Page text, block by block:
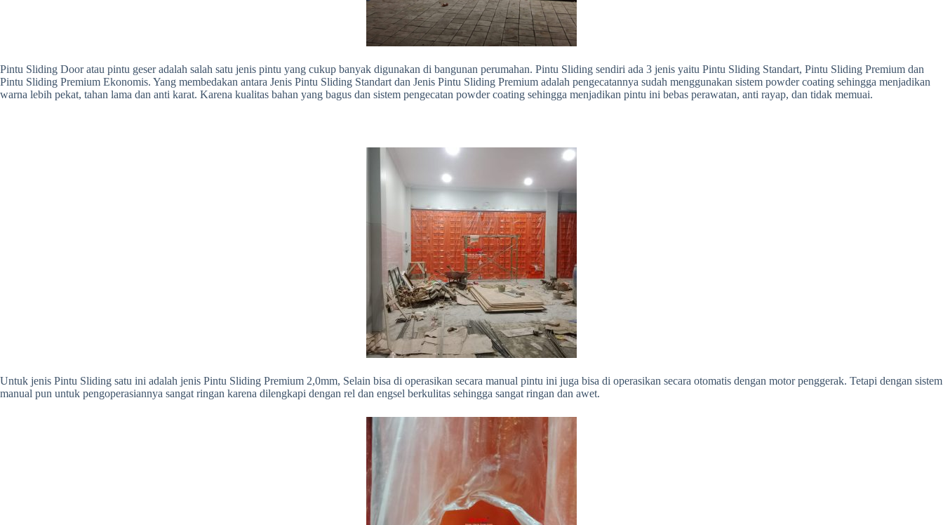
Pintu Sliding Door atau pintu geser adalah salah satu jenis pintu yang cukup banyak digunakan di bangunan perumahan. Pintu Sliding sendiri ada 3 jenis yaitu Pintu Sliding Standart, Pintu Sliding Premium dan
Pintu Sliding Premium Ekonomis. Yang membedakan antara Jenis Pintu Sliding Standart dan Jenis Pintu Sliding Premium adalah pengecatannya sudah menggunakan sistem powder coating sehingga menjadikan
warna lebih pekat, tahan lama dan anti karat. Karena kualitas bahan yang bagus dan sistem pengecatan powder coating sehingga menjadikan pintu ini bebas perawatan, anti rayap, dan tidak memuai.
Untuk jenis Pintu Sliding satu ini adalah jenis Pintu Sliding Premium 2,0mm, Selain bisa di operasikan secara manual pintu ini juga bisa di operasikan secara otomatis dengan motor penggerak. Tetapi dengan sistem
manual pun untuk pengoperasiannya sangat ringan karena dilengkapi dengan rel dan engsel berkulitas sehingga sangat ringan dan awet.